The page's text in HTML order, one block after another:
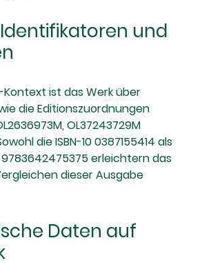
und
ist das Werk über
die Editionszuordnungen
OL37243729M
die ISBN-10 0387155414 als
9783642475375 erleichtern das
dieser Ausgabe
Daten auf